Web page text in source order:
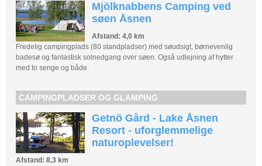
Mjölknabbens Camping ved
søen Åsnen
Afstand: 4,0 km
Fredelig campingplads (80 standpladser) med søudsigt, børnevenlig
badesø og fantastisk solnedgang over søen. Også udlejning af hytter
med to senge og både.
CAMPINGPLADSER OG GLAMPING
Getnö Gård - Lake Åsnen
Resort - uforglemmelige
naturoplevelser!
Afstand: 8,3 km